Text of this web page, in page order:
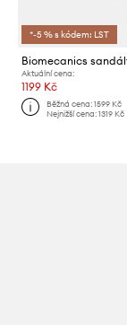
*-5 % s kódem: LST
Biomecanics
Aktuální cena:
1199 Kč
Běžná cena:1599 Kč
Nejnižší cena:1319 Kč